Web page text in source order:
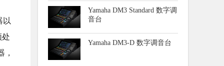
以
处
，
Yamaha DM3 Standard 数字调
音台
Yamaha DM3-D 数字调音台